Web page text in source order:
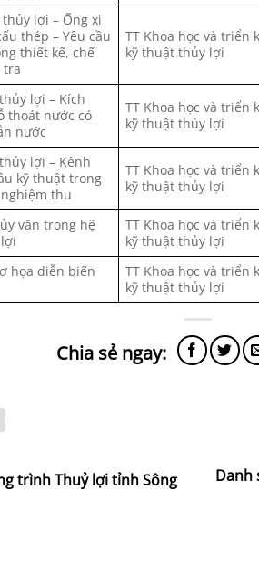
lợi – Ống xi
thép – Yêu cầu
thiết kế, chế
tra
TT Khoa học và triển
kỹ thuật thủy lợi
lợi – Kích
thoát nước có
nước
TT Khoa học và triển
kỹ thuật thủy lợi
lợi – Kênh
kỹ thuật trong
thu
TT Khoa học và triển
kỹ thuật thủy lợi
văn trong hệ
TT Khoa học và triển
kỹ thuật thủy lợi
họa diễn biến
TT Khoa học và triển
kỹ thuật thủy lợi
trình Thuỷ lợi tỉnh Sông
Danh